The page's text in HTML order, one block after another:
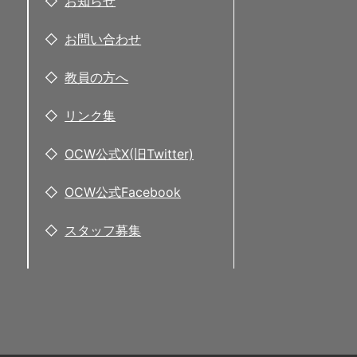
お問い合わせ
教員の方へ
リンク集
OCW公式X(旧Twitter)
OCW公式Facebook
スタッフ募集